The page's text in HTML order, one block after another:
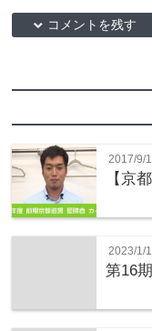
down コメントを残す
2017/9/1
【京
2023/1/
第16